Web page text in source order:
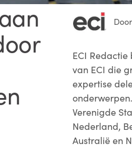
Door
ECI Redactie
van ECI die
expertise
Verenigde
Nederland,
Australië en